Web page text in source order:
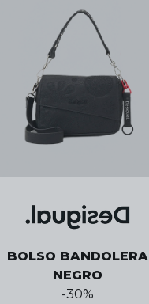
BOLSO BANDOLERA
NEGRO
-30%